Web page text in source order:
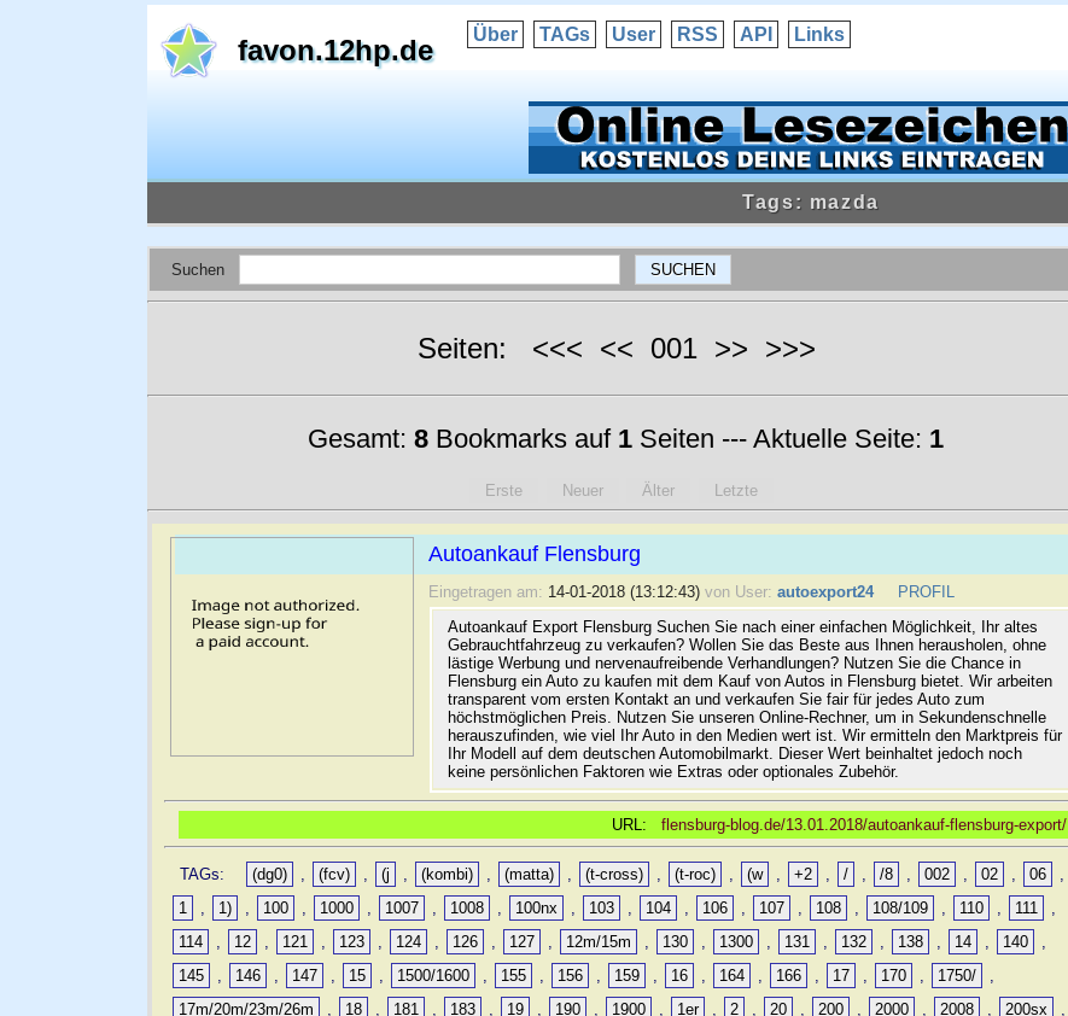
favon.12hp.de Über TAGs User RSS API Links
Tags: mazda
Suchen
Seiten: <<< << 001 >> >>>
Gesamt: 8Bookmarks auf 1Seiten --- Aktuelle Seite: 1
Erste Neuer Älter Letzte
Autoankauf Flensburg
Eingetragen am: 14-01-2018 (13:12:43) von User: autoexport24
PROFIL
Autoankauf Export Flensburg Suchen Sie nach einer einfachen Möglichkeit, Ihr altes
Gebrauchtfahrzeug zu verkaufen? Wollen Sie das Beste aus Ihnen herausholen, ohne
lästige Werbung und nervenaufreibende Verhandlungen? Nutzen Sie die Chance in
Flensburg ein Auto zu kaufen mit dem Kauf von Autos in Flensburg bietet. Wir arbeiten
transparent vom ersten Kontakt an und verkaufen Sie fair für jedes Auto zum
höchstmöglichen Preis. Nutzen Sie unseren Online-Rechner, um in Sekundenschnelle
herauszufinden, wie viel Ihr Auto in den Medien wert ist. Wir ermitteln den Marktpreis für
Ihr Modell auf dem deutschen Automobilmarkt. Dieser Wert beinhaltet jedoch noch
keine persönlichen Faktoren wie Extras oder optionales Zubehör.
URL: flensburg-blog.de/13.01.2018/autoankauf-flensburg-export/
TAGs: (dg0) , (fcv) , (j , (kombi) , (matta) , (t-cross) , (t-roc) , (w , +2 , / , /8 , 002 , 02 , 06
,
1
, 1) , 100 , 1000 , 1007 , 1008 , 100nx , 103 , 104 , 106 , 107 , 108 , 108/109 , 110 , 111
,
114
, 12 , 121 , 123 , 124 , 126 , 127 , 12m/15m , 130 , 1300 , 131 , 132 , 138 , 14 , 140
,
145
, 146 , 147 , 15 , 1500/1600 , 155 , 156 , 159 , 16 , 164 , 166 , 17 , 170 , 1750/
,
17m/20m/23m/26m
, 18 , 181 , 183 , 19 , 190 , 1900 , 1er , 2 , 20 , 200 , 2000 , 2008 , 200sx
,